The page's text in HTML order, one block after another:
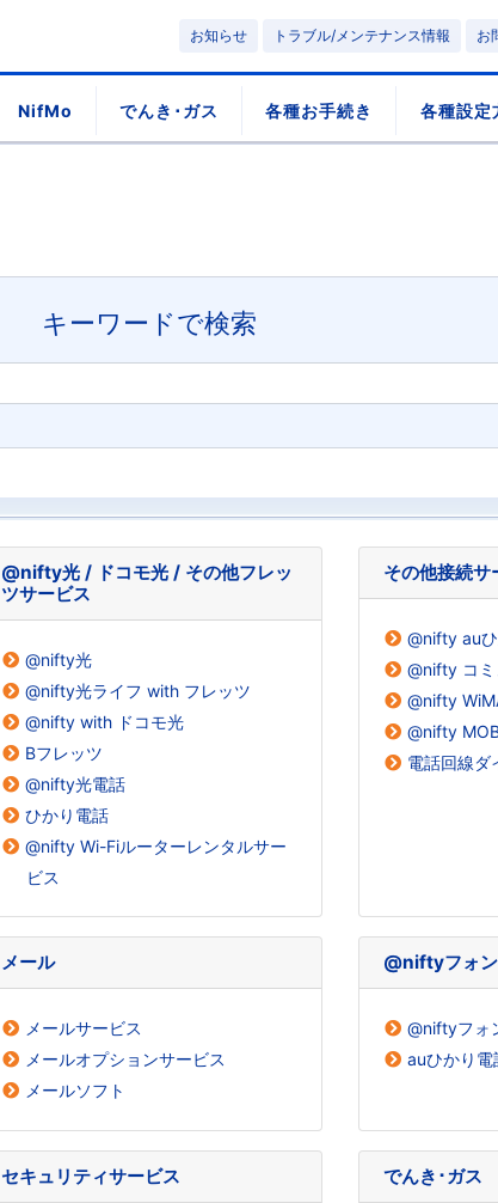
お知らせ トラブル/メンテナンス情報 お
NifMo でんき･ガス 各種お手続き 各種設定
キーワードで検索
@nifty光 / ドコモ光 / その他フレッ
ツサービス
@nifty光
@nifty光ライフ with フレッツ
@nifty with ドコモ光
Bフレッツ
@nifty光電話
ひかり電話
@nifty Wi-Fiルーターレンタルサー
ビス
その他接続サ
@nifty au
@nifty コ
@nifty
@nifty
電話回線ダ
メール
メールサービス
メールオプションサービス
メールソフト
@niftyフォ
@niftyフォ
auひかり電
セキュリティサービス でんき･ガス